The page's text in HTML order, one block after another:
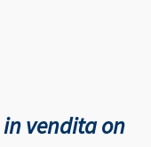
in vendita on